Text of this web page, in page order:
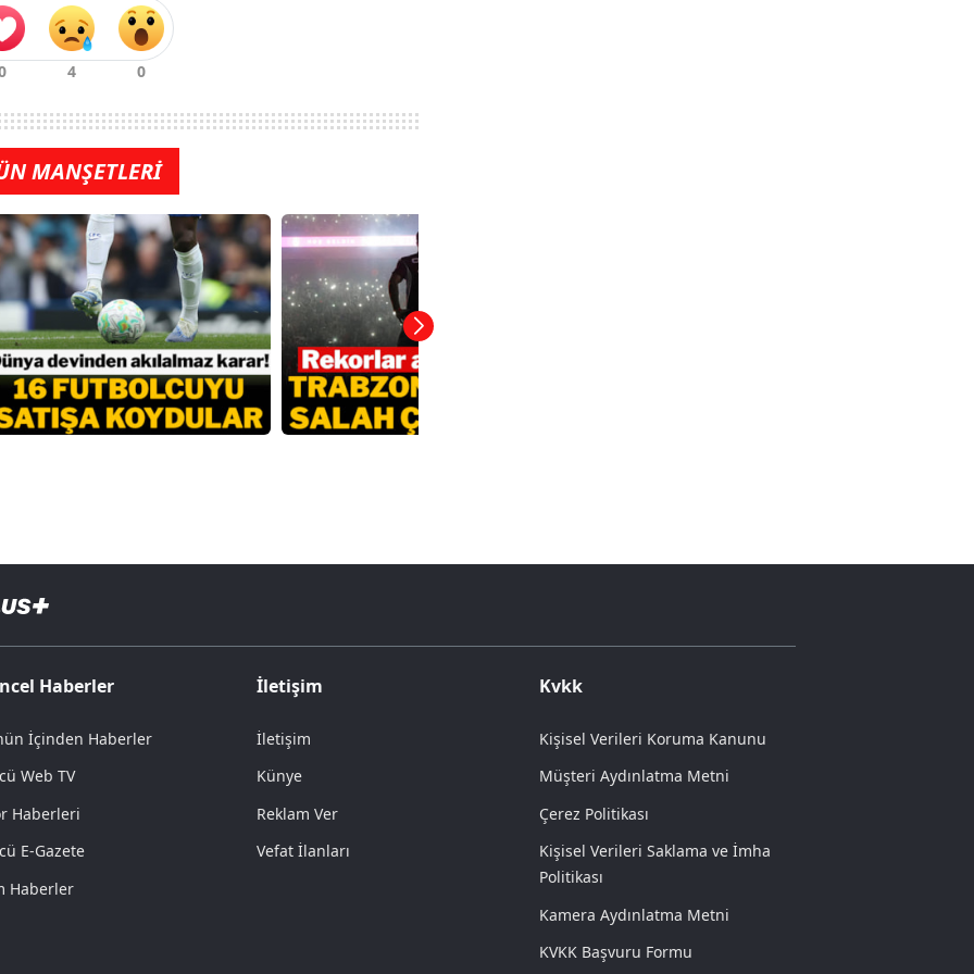
MANŞETLERİ
Haberler
İçinden Haberler
Web TV
Haberleri
E-Gazete
Haberler
İletişim
İletişim
Künye
Reklam Ver
Vefat İlanları
Kvkk
Kişisel Verileri Koruma Kanunu
Müşteri Aydınlatma Metni
Çerez Politikası
Kişisel Verileri Saklama ve İmha
Politikası
Kamera Aydınlatma Metni
KVKK Başvuru Formu